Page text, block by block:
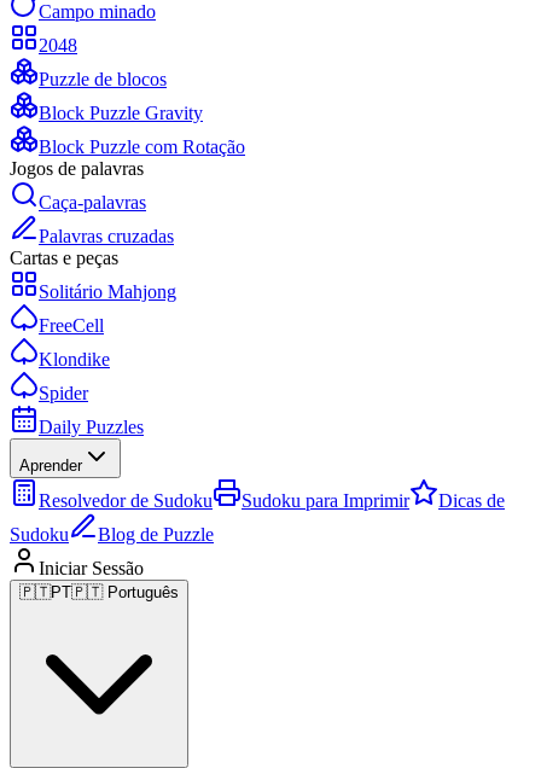
Campo minado
2048
Puzzle de blocos
Block Puzzle Gravity
Block Puzzle com Rotação
Jogos de palavras
Caça-palavras
Palavras cruzadas
Cartas e peças
Solitário Mahjong
FreeCell
Klondike
Spider
Daily Puzzles
Aprender
Resolvedor de Sudoku Sudoku para Imprimir
Dicas de
Sudoku
Blog de Puzzle
Iniciar Sessão
🇵🇹PT🇵🇹 Português